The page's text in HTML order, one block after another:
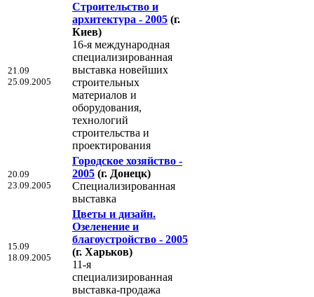
21.09
25.09.2005
Строительство и
архитектура - 2005 (г.
Киев)
16-я международная
специализированная
выставка новейших
строительных
материалов и
оборудования,
технологий
строительства и
проектирования
20.09
23.09.2005
Городское хозяйство -
2005 (г. Донецк)
Специализированная
выставка
15.09
18.09.2005
Цветы и дизайн.
Озеленение и
благоустройство - 2005
(г. Харьков)
11-я
специализированная
выставка-продажа